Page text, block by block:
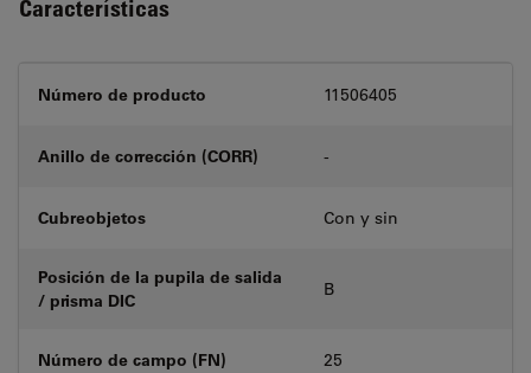
Características
Número de producto 11506405
Anillo de corrección (CORR) -
Cubreobjetos Con y sin
Posición de la pupila de salida
/ prisma DIC
B
Número de campo (FN) 25